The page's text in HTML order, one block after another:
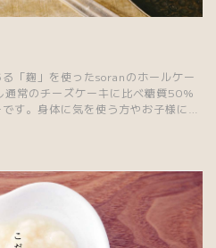
「麹」を使ったsoranのホールケー
常のチーズケーキに比べ糖質50%
す。身体に気を使う方やお子様にも